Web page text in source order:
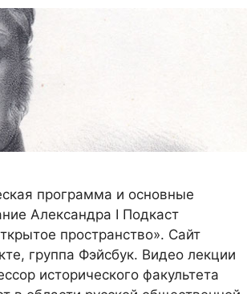
программа и основные
Александра I Подкаст
пространство». Сайт
группа Фэйсбук. Видео лекции
исторического факультета